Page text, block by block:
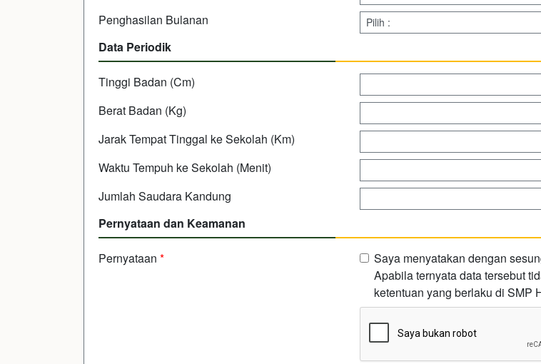
Penghasilan Bulanan
Data Periodik
Tinggi Badan (Cm)
Berat Badan (Kg)
Jarak Tempat Tinggal ke Sekolah (Km)
Waktu Tempuh ke Sekolah (Menit)
Jumlah Saudara Kandung
Pernyataan dan Keamanan
Pernyataan *
Saya menyatakan dengan
Apabila ternyata data tersebut
ketentuan yang berlaku di SMP